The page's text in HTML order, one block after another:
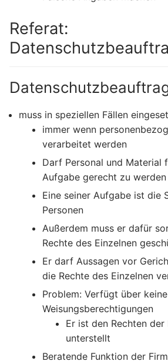
Referat:
muss in speziellen Fällen
immer wenn
verarbeitet werden
Darf Personal und Material
Aufgabe gerecht zu werden
Eine seiner Aufgabe ist die
Personen
Außerdem muss er dafür
Rechte des Einzelnen
Er darf Aussagen vor
die Rechte des Einzelnen
Problem: Verfügt über keine
Weisungsberechtigungen
Er ist den Rechten der
unterstellt
Beratende Funktion der